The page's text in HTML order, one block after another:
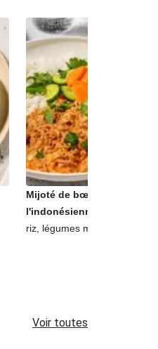
Mijoté de bœuf au lait de
l'indonésienne
riz, légumes marinés et
Voir toutes